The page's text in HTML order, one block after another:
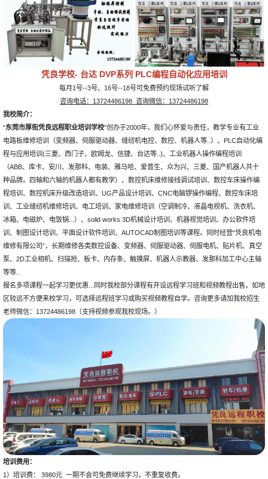
凭良学校- 台达 DVP系列 PLC编程自动化应用培训
每月1号--3号、16号--18号可免费预约现场试听了解
咨询电话： 13724486198 咨询微信：13724486198
我校简介：
“东莞市厚街凭良远程职业培训学校”创办于2000年，我们心怀爱与责任，教学专业有工业
电路板维修培训（变频器、伺服驱动器、缝纫机电控、数控、机器人等..）、PLC自动化编
程与应用培训(三菱、西门子、欧姆龙、信捷、台达等..)、工业机器人操作编程培训
（ABB、库卡、安川、发那科、电装、雅马哈、爱普生、众为兴、三菱、国产机器人共十
种品牌。四轴和六轴的机器人都有教学）、数控机床维修接线调试培训、数控车床操作编
程培训、数控机床升级改造培训、UG产品设计培训、CNC电脑锣操作编程、数控车床培
训、工业缝纫机维修培训、电工培训、家电维修培训（空调制冷、液晶电视机、洗衣机、
冰箱、电磁炉、电饭锅...）、solid works 3D机械设计培训、机器视觉培训、办公软件培
训、制图设计培训、平面设计软件培训、AUTOCAD制图培训等课程。同时经营“凭良机电
维修有限公司”，长期维修各类数控设备、变频器、伺服驱动器、伺服电机、贴片机、真空
泵、2D工业相机、扫描抢、板卡、内存条、触摸屏、机器人示教器、发那科加工中心主轴
等等..
报名多项课程一起学习更优惠...同时我校部分课程有开设远程学习班和视频教程出售，如地
区较远不方便来校学习，可选择远程班学习或购买视频教程自学。咨询更多请加我校招生
老师微信：13724486198（支持视频参观我校现场。）
培训费用：
1）培训费： 3980元 一期不会可免费继续学习，不重复收费。